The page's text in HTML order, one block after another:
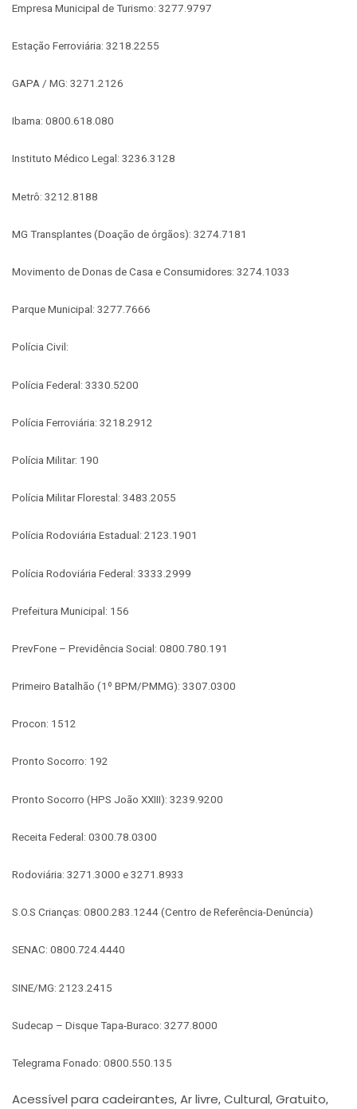
Empresa Municipal de Turismo: 3277.9797
Estação Ferroviária: 3218.2255
GAPA / MG: 3271.2126
Ibama: 0800.618.080
Instituto Médico Legal: 3236.3128
Metrô: 3212.8188
MG Transplantes (Doação de órgãos): 3274.7181
Movimento de Donas de Casa e Consumidores: 3274.1033
Parque Municipal: 3277.7666
Polícia Civil:
Polícia Federal: 3330.5200
Polícia Ferroviária: 3218.2912
Polícia Militar: 190
Polícia Militar Florestal: 3483.2055
Polícia Rodoviária Estadual: 2123.1901
Polícia Rodoviária Federal: 3333.2999
Prefeitura Municipal: 156
PrevFone – Previdência Social: 0800.780.191
Primeiro Batalhão (1º BPM/PMMG): 3307.0300
Procon: 1512
Pronto Socorro: 192
Pronto Socorro (HPS João XXIII): 3239.9200
Receita Federal: 0300.78.0300
Rodoviária: 3271.3000 e 3271.8933
S.O.S Crianças: 0800.283.1244 (Centro de Referência-Denúncia)
SENAC: 0800.724.4440
SINE/MG: 2123.2415
Sudecap – Disque Tapa-Buraco: 3277.8000
Telegrama Fonado: 0800.550.135
Acessível para cadeirantes, Ar livre, Cultural, Gratuito,